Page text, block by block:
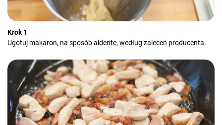
Krok 1
Ugotuj makaron, na sposób aldente, według zaleceń producenta.